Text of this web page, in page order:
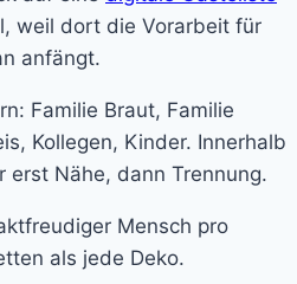
weil dort die Vorarbeit für
anfängt.
Familie Braut, Familie
Kollegen, Kinder. Innerhalb
erst Nähe, dann Trennung.
Mensch pro
als jede Deko.